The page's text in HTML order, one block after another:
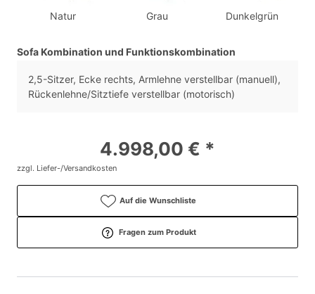
Natur Grau Dunkelgrün
Sofa Kombination und Funktionskombination
2,5-Sitzer, Ecke rechts, Armlehne verstellbar (manuell),
Rückenlehne/Sitztiefe verstellbar (motorisch)
4.998,00 € *
zzgl. Liefer-/Versandkosten
Auf die Wunschliste
Fragen zum Produkt